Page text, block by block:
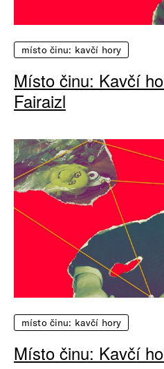
místo činu: kavčí hory
Místo činu: Kavčí
Fairaizl
místo činu: kavčí hory
Místo činu: Kavčí